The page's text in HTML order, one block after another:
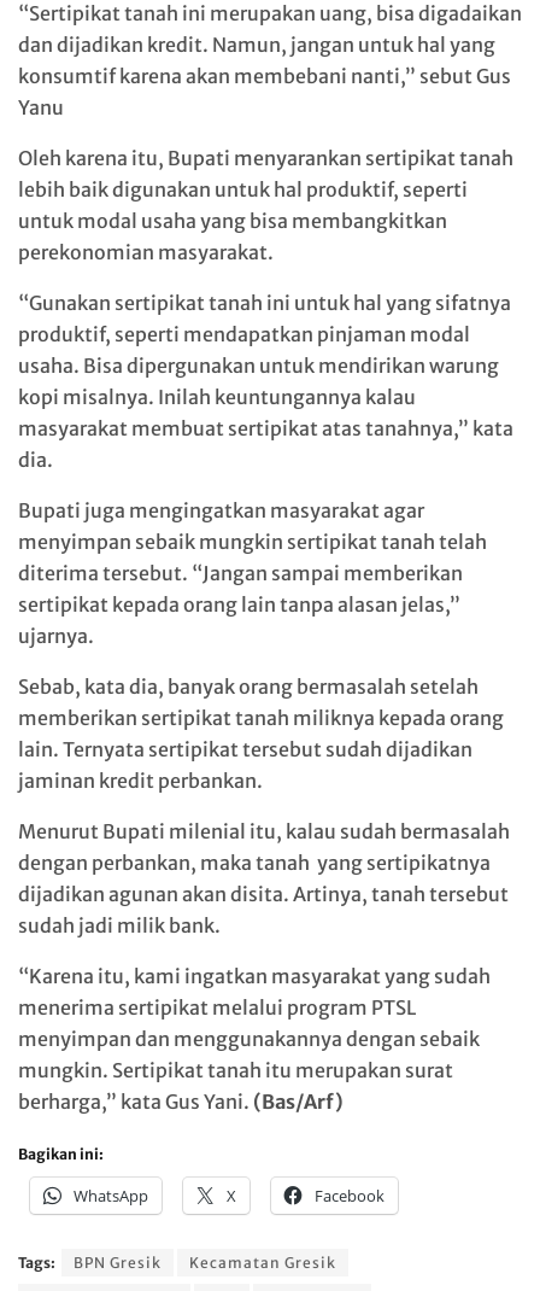
“Sertipikat tanah ini merupakan uang, bisa digadaikan
dan dijadikan kredit. Namun, jangan untuk hal yang
konsumtif karena akan membebani nanti,” sebut Gus
Yanu
Oleh karena itu, Bupati menyarankan sertipikat tanah
lebih baik digunakan untuk hal produktif, seperti
untuk modal usaha yang bisa membangkitkan
perekonomian masyarakat.
“Gunakan sertipikat tanah ini untuk hal yang sifatnya
produktif, seperti mendapatkan pinjaman modal
usaha. Bisa dipergunakan untuk mendirikan warung
kopi misalnya. Inilah keuntungannya kalau
masyarakat membuat sertipikat atas tanahnya,” kata
dia.
Bupati juga mengingatkan masyarakat agar
menyimpan sebaik mungkin sertipikat tanah telah
diterima tersebut. “Jangan sampai memberikan
sertipikat kepada orang lain tanpa alasan jelas,”
ujarnya.
Sebab, kata dia, banyak orang bermasalah setelah
memberikan sertipikat tanah miliknya kepada orang
lain. Ternyata sertipikat tersebut sudah dijadikan
jaminan kredit perbankan.
Menurut Bupati milenial itu, kalau sudah bermasalah
dengan perbankan, maka tanah yang sertipikatnya
dijadikan agunan akan disita. Artinya, tanah tersebut
sudah jadi milik bank.
“Karena itu, kami ingatkan masyarakat yang sudah
menerima sertipikat melalui program PTSL
menyimpan dan menggunakannya dengan sebaik
mungkin. Sertipikat tanah itu merupakan surat
berharga,” kata Gus Yani. (Bas/Arf)
Bagikan ini:
WhatsApp X Facebook
Tags: BPN Gresik
Kecamatan Gresik